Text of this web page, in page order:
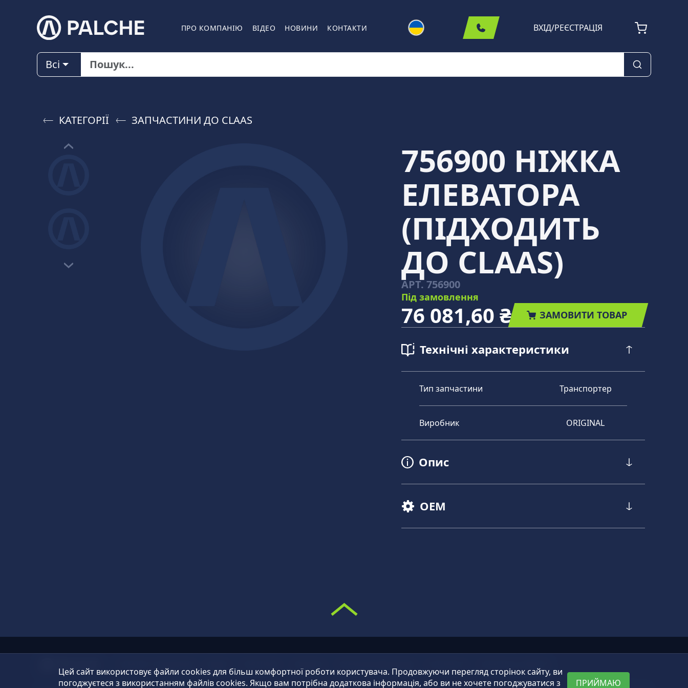
ПРО КОМПАНІЮ ВІДЕО НОВИНИ КОНТАКТИ ВХІД/РЕЄСТРАЦІЯ
Всі
КАТЕГОРІЇ ЗАПЧАСТИНИ ДО CLAAS
756900 НІЖКА
ЕЛЕВАТОРА
(ПІДХОДИТЬ
ДО CLAAS)
АРТ.756900
Під замовлення
76 081,60 ₴ ЗАМОВИТИ ТОВАР
Технічні характеристики
Тип запчастини Транспортер
Виробник ORIGINAL
Опис
OEM
Цей сайт використовує файли cookies для більш комфортної роботи користувача. Продовжуючи перегляд сторінок сайту, ви
погоджуєтеся з використанням файлів cookies. Якщо вам потрібна додаткова інформація, або ви не хочете погоджуватися з
ПРИЙМАЮ